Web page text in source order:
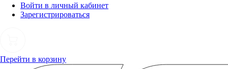
Войти в личный кабинет
Зарегистрироваться
Перейти в корзину